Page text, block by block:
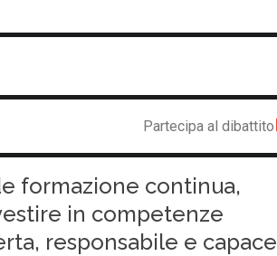
Partecipa al dibattito
formazione continua,
in competenze
responsabile e capace